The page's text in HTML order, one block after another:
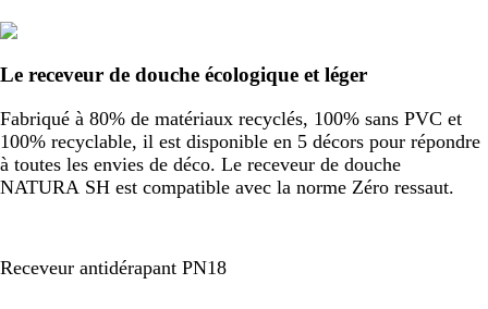
Le receveur de douche écologique et léger
Fabriqué à 80% de matériaux recyclés, 100% sans PVC et
100% recyclable, il est disponible en 5 décors pour répondre
à toutes les envies de déco. Le receveur de douche
NATURA SH est compatible avec la norme Zéro ressaut.
Receveur antidérapant PN18